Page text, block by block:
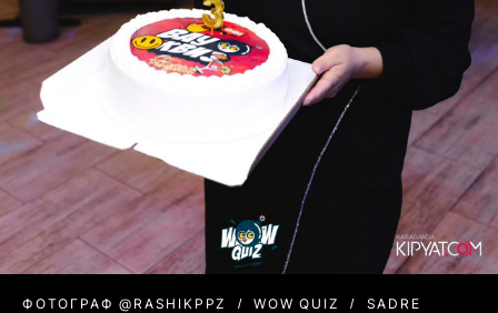
ФОТОГРАФ @RASHIKPPZ WOW QUIZ SADRE